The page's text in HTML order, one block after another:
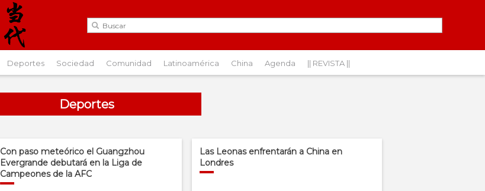
Deportes Sociedad Comunidad Latinoamérica China Agenda || REVISTA ||
Deportes
Con paso meteórico el Guangzhou
Evergrande debutará en la Liga de
Campeones de la AFC
Las Leonas enfrentarán a China en
Londres